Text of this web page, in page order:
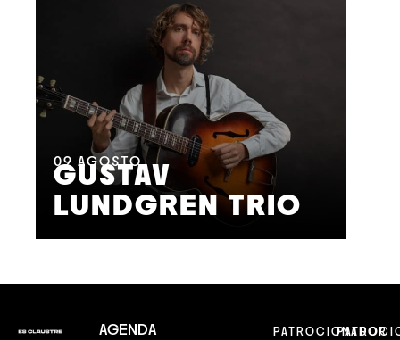
09 AGOSTO
GUSTAV
LUNDGREN TRIO
AGENDA
PATROCIONADOR